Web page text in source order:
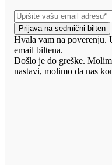
Prijava na sedmični bilten
Hvala vam na poverenju.
email biltena.
Došlo je do greške.
nastavi, molimo da nas